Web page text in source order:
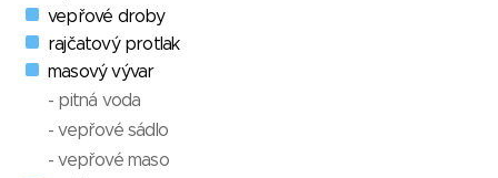
vepřové droby
rajčatový protlak
masový vývar
- pitná voda
- vepřové sádlo
- vepřové maso